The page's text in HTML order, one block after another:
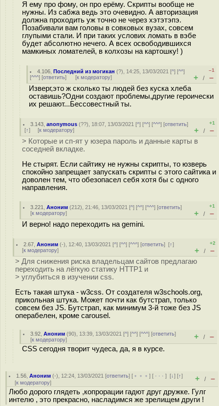
Я ему про фому, он про ерёму. Скрипты вообще не
нужны. Из сабжа ведь это очевидно. А авторизация
должна проходить уж точно не через хэтэтэпэ.
Позабивали вам головы в совковых вузах, совсем
глупыми стали. И при таких услових ломать в вэбе
будет абсолютно нечего. А всех освободившихся
мамкиных ломателей, в колхозы на картошку! )
4.106 ,Последний из могикан (?), 14:25, 13/03/2021 [^] [^^]
[^^^] [ответить] [к модератору]
–1
+ / –
Изверг,это ж сколько ты людей без куска хлеба
оставишь?Одни создают проблемы,другие героически
их решают...Бессовестный ты.
3.143 ,anonymous (??), 18:07, 13/03/2021 [^] [^^] [^^^] [ответить]
[↑] [к модератору]
+1
+ / –
> Которые и сп-ят у юзера пароль и данные карты в
соседней вкладке.
Не стырят. Если сайтику не нужны скрипты, то юзверь
спокойно запрещает запускать скрипты с этого сайтика и
доволен тем, что обезопасел себя хотя бы с одного
направления.
3.221 ,Аноним (212), 21:46, 13/03/2021 [^] [^^] [^^^] [ответить]
[к модератору]
+1
+ / –
И верно! надо переходить на gemini.
2.67 ,Аноним (-), 12:40, 13/03/2021 [^] [^^] [^^^] [ответить][↑]
[к модератору]
+2
+ / –
> Для снижения риска владельцам сайтов предлагаю
переходить на лёгкую статику HTTP1 и
> углубиться в изучении css.
Есть такая штука - w3css. От создателя w3schools.org,
прикольная штука. Может почти как бутстрап, только
совсем без JS. Бутстрап, как минимум 3-й тоже без JS
операбелен, кроме carousel.
3.92 ,Аноним (90), 13:39, 13/03/2021 [^] [^^] [^^^] [ответить]
[к модератору] + / –
CSS сегодня творит чудеса, да, я в курсе.
1.56 ,Аноним (-), 12:24, 13/03/2021 [ответить] [ ﹢﹢﹢] [ · · ·][↓] [↑]
[к модератору] + / –
Любо дорого глядеть ,копрорации гадют друг дружке. Гулг
интелю , это прекрасно, насладимся же зрелищем други !